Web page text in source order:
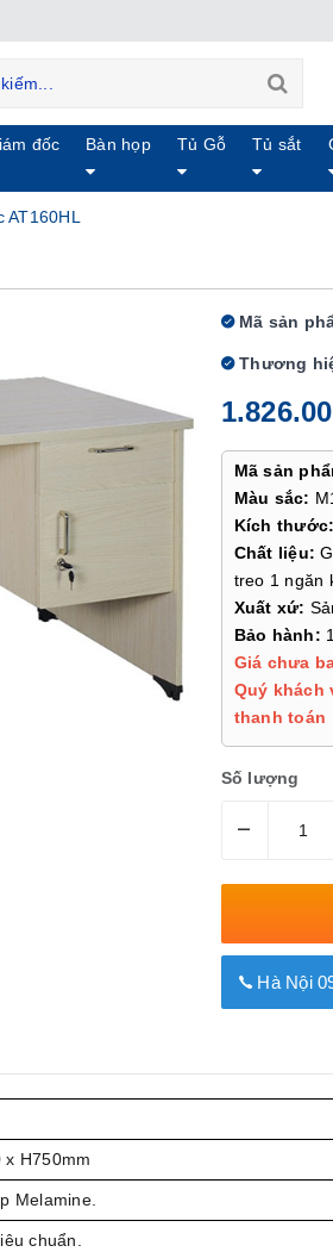
đốc Bàn họp Tủ Gỗ Tủ sắt
AT160HL
Mã sản
Thương
Mã sản
Màu sắc:
Kích thước:
Chất liệu:
treo 1 ngăn
Xuất xứ:
Bảo hành:
Giá chưa
Quý khách
thanh toán
Số lượng
–
Hà Nội
x H750mm
Melamine.
chuẩn.